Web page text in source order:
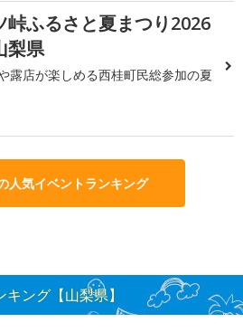
峠ふるさと夏まつり2026
梨県
露店が楽しめる西桂町民総参加の夏
人気イベントランキング
ング【山梨県】